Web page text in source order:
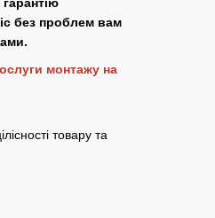
без проблем вам
монтажу на
товару та